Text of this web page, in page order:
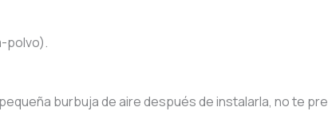
polvo).
burbuja de aire después de instalarla, no te